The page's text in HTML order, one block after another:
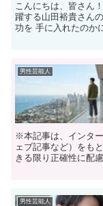
こんにちは、皆さん
躍する山田裕貴さん
功を 手に入れたのか
男性芸能人
※本記事は、インタ
ェブ記事など）をも
きる限り正確性に配
男性芸能人